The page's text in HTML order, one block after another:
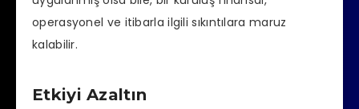
operasyonel ve itibarla ilgili sıkıntılara maruz
kalabilir.
Etkiyi Azaltın